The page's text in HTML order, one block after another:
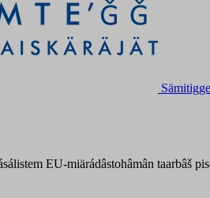
Sämitigge
EU-miärádâstohâmân taarbâš